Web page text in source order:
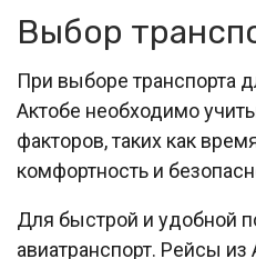
Выбор
При выборе транспорта
Актобе необходимо
факторов, таких как
комфортность и
Для быстрой и удобной
авиатранспорт. Рейсы из